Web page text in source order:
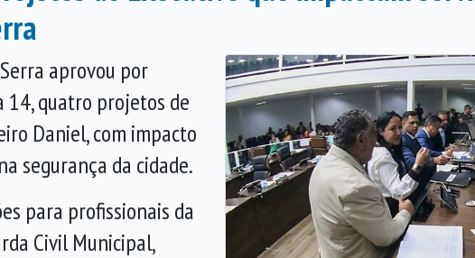
aprovou por
14, quatro projetos de
Daniel, com impacto
segurança da cidade.
para profissionais da
Civil Municipal,